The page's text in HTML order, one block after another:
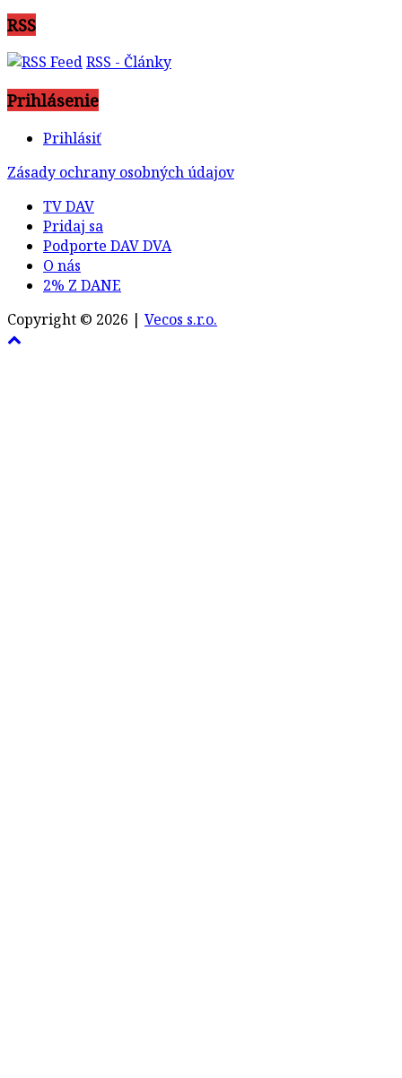
RSS
RSS - Články
Prihlásenie
Prihlásiť
Zásady ochrany osobných údajov
TV DAV
Pridaj sa
Podporte DAV DVA
O nás
2% Z DANE
Copyright © 2026 | Vecos s.r.o.